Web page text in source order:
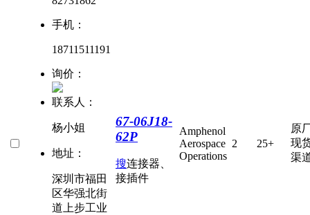
手机：
18711511191
询价：
联系人：
杨小姐
地址：
深圳市福田
区华强北街
道上步工业
67-06J18-
62P
搜连接器、
接插件
Amphenol
Aerospace
Operations
2 25+
原
现
渠